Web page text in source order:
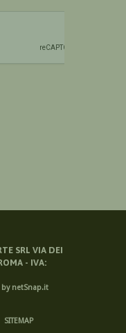
SRL VIA DEI
- IVA:
netSnap.it
SITEMAP